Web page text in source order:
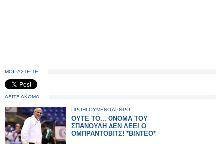
ΜΟΙΡΑΣΤΕΙΤΕ
ΔΕΙΤΕ ΑΚΟΜΑ
ΠΡΟΗΓΟΥΜΕΝΟ ΑΡΘΡΟ
ΟΥΤΕ ΤΟ... ΟΝΟΜΑ ΤΟΥ
ΣΠΑΝΟΥΛΗ ΔΕΝ ΛΕΕΙ Ο
ΟΜΠΡΑΝΤΟΒΙΤΣ! *ΒΙΝΤΕΟ*